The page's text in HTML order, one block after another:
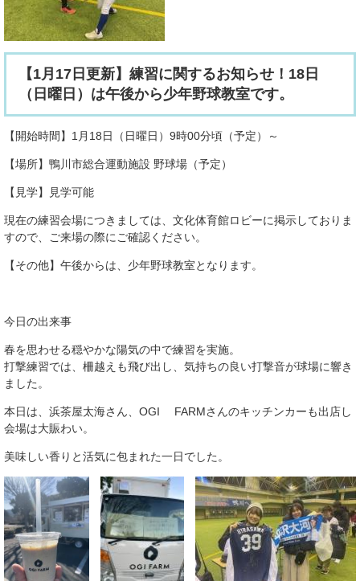
【1月17日更新】練習に関するお知らせ！18日
（日曜日）は午後から少年野球教室です。
【開始時間】1月18日（日曜日）9時00分頃（予定）～
【場所】鴨川市総合運動施設 野球場（予定）
【見学】見学可能
現在の練習会場につきましては、文化体育館ロビーに掲示しておりま
すので、ご来場の際にご確認ください。
【その他】午後からは、少年野球教室となります。
今日の出来事
春を思わせる穏やかな陽気の中で練習を実施。
打撃練習では、柵越えも飛び出し、気持ちの良い打撃音が球場に響き
ました。
本日は、浜茶屋太海さん、OGI FARMさんのキッチンカーも出店し
会場は大賑わい。
美味しい香りと活気に包まれた一日でした。